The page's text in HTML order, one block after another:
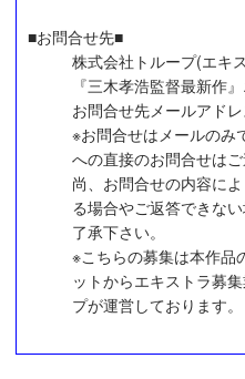
■お問合せ先■
株式会社トループ(エキ
『三木孝浩監督最新作
お問合せ先メールアドレ
※お問合せはメールのみ
への直接のお問合せはご
尚、お問合せの内容に
る場合やご返答できな
了承下さい。
※こちらの募集は本作品
ットからエキストラ募
プが運営しております。